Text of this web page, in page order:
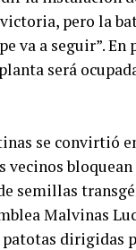
victoria, pero la
va a seguir”.
será
se convirtió
bloquean
semillas
Malvinas
dirigidas